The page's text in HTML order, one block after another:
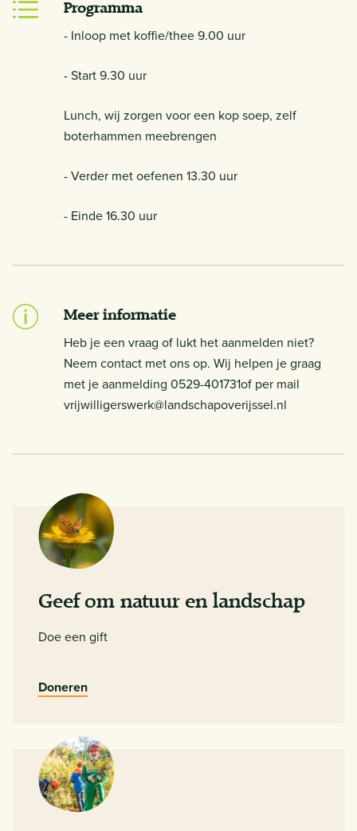
Programma
- Inloop met koffie/thee 9.00 uur
- Start 9.30 uur
Lunch, wij zorgen voor een kop soep, zelf
boterhammen meebrengen
- Verder met oefenen 13.30 uur
- Einde 16.30 uur
Meer informatie
Heb je een vraag of lukt het aanmelden niet?
Neem contact met ons op. Wij helpen je graag
met je aanmelding 0529-401731of per mail
vrijwilligerswerk@landschapoverijssel.nl
Geef om natuur en landschap
Doe een gift
Doneren